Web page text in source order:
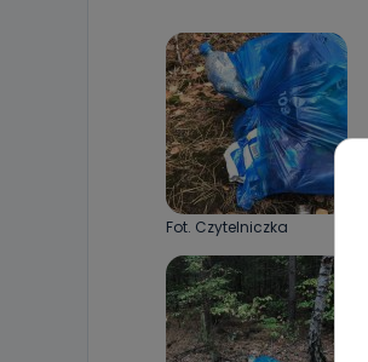
Fot. Czytelniczka